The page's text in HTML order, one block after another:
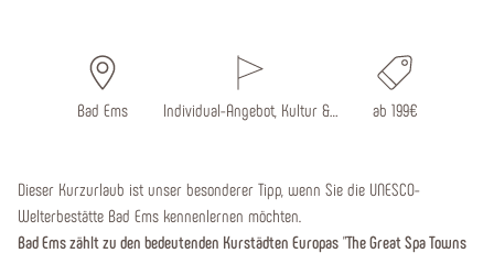
Bad Ems Individual-Angebot, Kultur &… ab 199€
Dieser Kurzurlaub ist unser besonderer Tipp, wenn Sie die UNESCO-
Welterbestätte Bad Ems kennenlernen möchten.
Bad Ems zählt zu den bedeutenden Kurstädten Europas "The Great Spa Towns